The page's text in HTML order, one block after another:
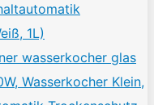
wasserkocher glas
Wasserkocher Klein,